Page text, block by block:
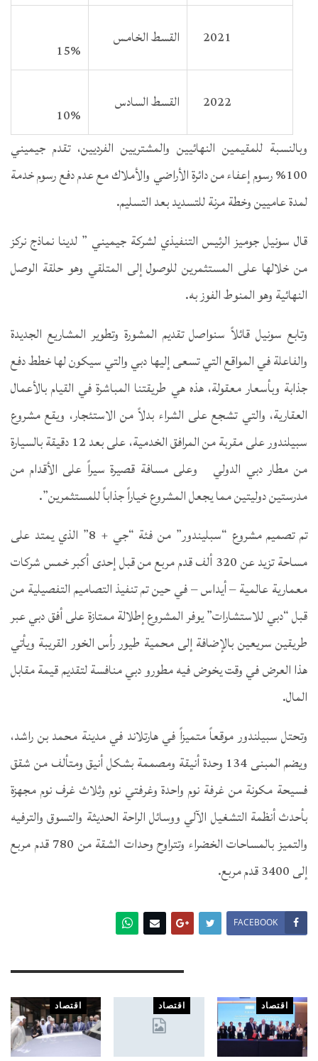
القسط الخامس
15%
القسط السادس
10%
وبالنسبة للمقيمين النهائيين والمشتريين الفرديين، تقدم جيميني
100% رسوم إعفاء من دائرة الأراضي والأملاك مع عدم دفع رسوم خدمة
لمدة عاميين وخطة مرنة للتسديد بعد التسليم.
قال سونيل جوميز الرئيس التنفيذي لشركة جيميني ” لدينا نماذج نركز
من خلالها على المستثمرين للوصول إلى المتلقي وهو حلقة الوصل
النهائية وهو المنوط الفوز به.
وتابع سونيل قائلاً سنواصل تقديم المشورة وتطوير المشاريع الجديدة
والفاعلة في المواقع التي تسعى إليها دبي والتي سيكون لها خطط دفع
جذابة وبأسعار معقولة، هذه هي طريقتنا المباشرة في القيام بالأعمال
العقارية، والتي تشجع على الشراء بدلاً من الاستئجار، ويقع مشروع
سبيلندور على مقربة من المرافق الخدمية، على بعد 12 دقيقة بالسيارة
من مطار دبي الدولي وعلى مسافة قصيرة سيراً على الأقدام من
مدرستين دوليتين مما يجعل المشروع خياراً جذاباً للمستثمرين”.
تم تصميم مشروع “سبليندور” من فئة “جي + 8” الذي يمتد على
مساحة تزيد عن 320 ألف قدم مربع من قبل إحدى أكبر خمس شركات
معمارية عالمية – أيداس – في حين تم تنفيذ التصاميم التفصيلية من
قبل “دبي للاستشارات” يوفر المشروع إطلالة ممتازة على أفق دبي عبر
طريقين سريعين بالإضافة إلى محمية طيور رأس الخور القريبة ويأتي
هذا العرض في وقت يخوض فيه مطورو دبي منافسة لتقديم قيمة مقابل
المال.
وتحتل سبيلندور موقعاً متميزاً في هارتلاند في مدينة محمد بن راشد،
ويضم المبنى 134 وحدة أنيقة ومصممة بشكل أنيق ومتألف من شقق
فسيحة مكونة من غرفة نوم واحدة وغرفتي نوم وثلاث غرف نوم مجهزة
بأحدث أنظمة التشغيل الآلي ووسائل الراحة الحديثة والتسوق والترفيه
والتميز بالمساحات الخضراء وتتراوح وحدات الشقة من 780 قدم مربع
إلى 3400 قدم مربع.
FACEBOOK
اقتصاد اقتصاد اقتصاد